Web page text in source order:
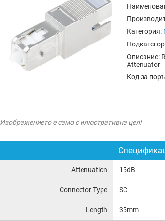
Категория:
Описание:
Attenuator
Код за
Изображението е само с илюстративна цел!
Attenuation 15dB
Connector Type SC
Length 35mm